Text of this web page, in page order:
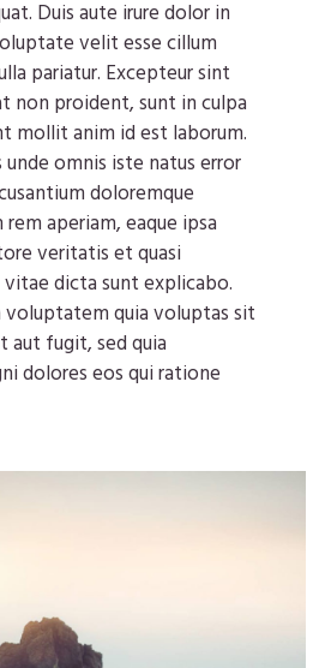
Duis aute irure dolor in
velit esse cillum
pariatur. Excepteur sint
non proident, sunt in culpa
mollit anim id est laborum.
omnis iste natus error
doloremque
aperiam, eaque ipsa
veritatis et quasi
dicta sunt explicabo.
voluptatem quia voluptas sit
aut fugit, sed quia
dolores eos qui ratione